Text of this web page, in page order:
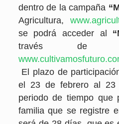
dentro de la campaña
Agricultura,
se podrá acceder al
través de la
El plazo de
el 23 de febrero al 23
periodo de tiempo que
familia que se registre